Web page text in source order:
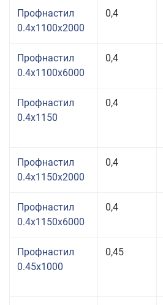
Профнастил
0.4x1100x2000
0,4
Профнастил
0.4x1100x6000
0,4
Профнастил
0.4x1150
0,4
Профнастил
0.4x1150x2000
0,4
Профнастил
0.4x1150x6000
0,4
Профнастил
0.45x1000
0,45